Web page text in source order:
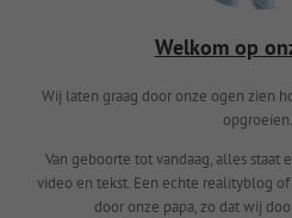
Welkom op
Wij laten graag door onze ogen zien
opgroeien.
Van geboorte tot vandaag, alles staat
video en tekst. Een echte realityblog
door onze papa, zo dat wij